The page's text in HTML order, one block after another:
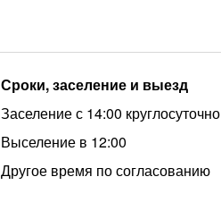
Сроки, заселение и выезд
Заселение с 14:00 круглосуточно
Выселение в 12:00
Другое время по согласованию